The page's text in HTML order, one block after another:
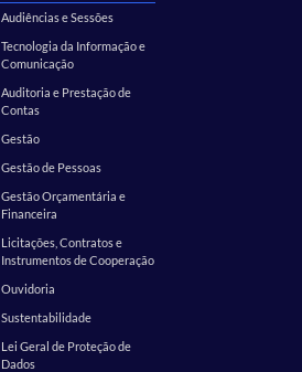
Audiências e Sessões
Tecnologia da Informação e
Comunicação
Auditoria e Prestação de
Contas
Gestão
Gestão de Pessoas
Gestão Orçamentária e
Financeira
Licitações, Contratos e
Instrumentos de Cooperação
Ouvidoria
Sustentabilidade
Lei Geral de Proteção de
Dados